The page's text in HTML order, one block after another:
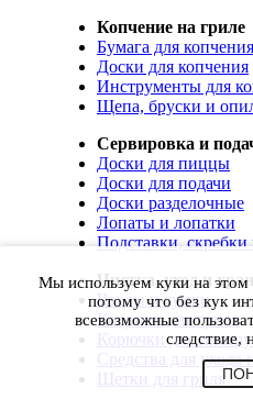
Копчение на гриле
Бумага для копчения
Доски для копчения
Инструменты для
Щепа, бруски и
Сервировка и
Доски для пиццы
Доски для подачи
Доски разделочные
Лопаты и лопатки
Подставки,
Чистка, уход и
Чехлы и сумки
Коврики для гриля
Корючки для
Средства для ухода
Щетки для гриля
Мы используем куки на этом
потому что без кук
всевозможные
следствие,